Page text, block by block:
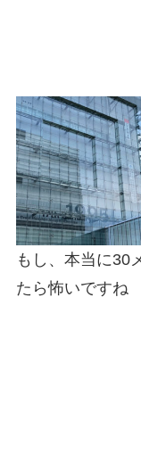
もし、本当に30
たら怖いですね